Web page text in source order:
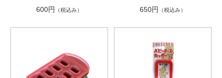
600円
（税込み）
650円
（税込み）